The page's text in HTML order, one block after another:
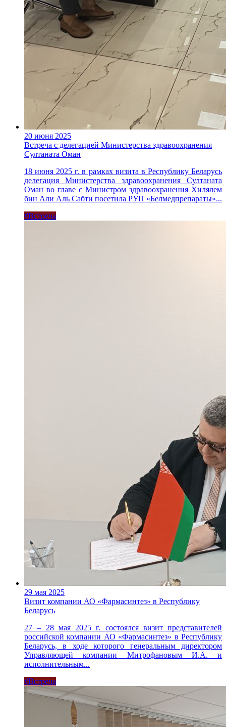
20 июня 2025
Встреча с делегацией Министерства здравоохранения
Султаната Оман
18 июня 2025 г. в рамках визита в Республику Беларусь
делегация Министерства здравоохранения Султаната
Оман во главе с Министром здравоохранения Хилялем
бин Али Аль Сабти посетила РУП «Белмедпрепараты»...
#Встреча
29 мая 2025
Визит компании АО «Фармасинтез» в Республику
Беларусь
27 – 28 мая 2025 г. состоялся визит представителей
российской компании АО «Фармасинтез» в Республику
Беларусь, в ходе которого генеральным директором
Управляющей компании Митрофановым И.А. и
исполнительным...
#Встреча